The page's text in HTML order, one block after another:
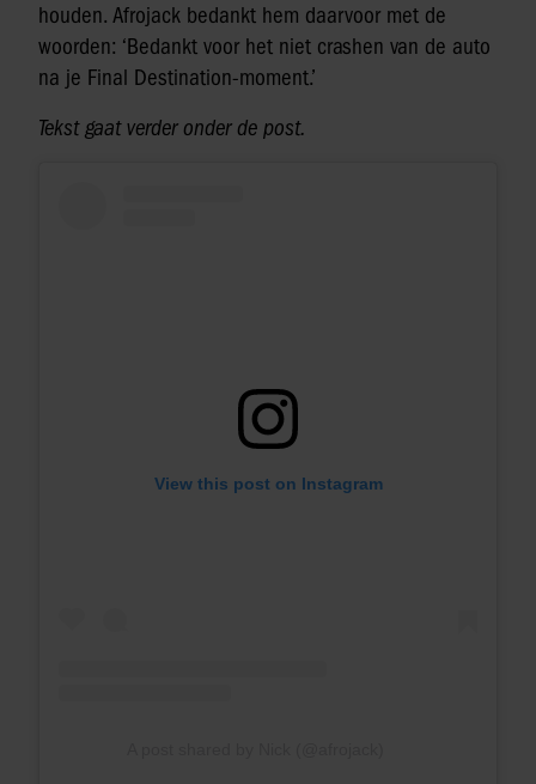
houden. Afrojack bedankt hem daarvoor met de
woorden: ‘Bedankt voor het niet crashen van de auto
na je Final Destination-moment.’
Tekst gaat verder onder de post.
View this post on Instagram